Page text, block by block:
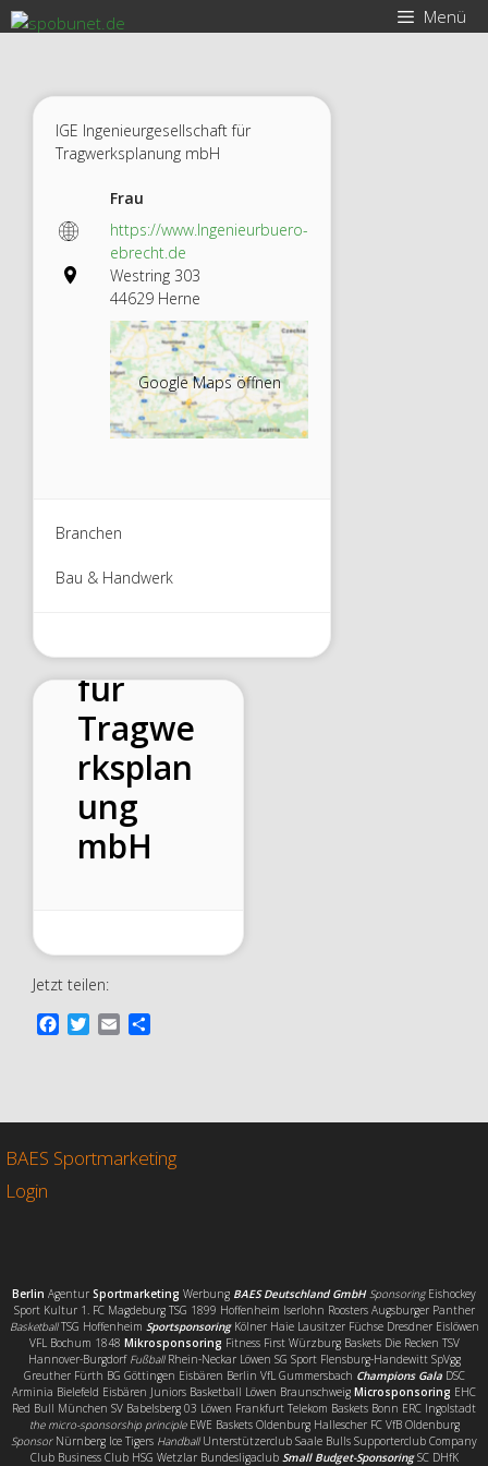
Zum
Inhalt
Menü
IGE Ingenieurgesellschaft für
Tragwerksplanung mbH
Frau
https://www.Ingenieurbuero-
ebrecht.de
Westring 303
44629 Herne
Google Maps öffnen
Branchen
Bau & Handwerk
IGE
Ingenie
lschaft
für
Tragwe
rksplan
ung
mbH
Jetzt teilen:
o
k
r
BAES Sportmarketing
Login
Berlin Agentur Sportmarketing Werbung BAES Deutschland GmbH SponsoringEishockey
Sport Kultur 1. FC Magdeburg TSG 1899 Hoffenheim Iserlohn Roosters Augsburger Panther
BasketballTSG Hoffenheim SportsponsoringKölner Haie Lausitzer Füchse Dresdner Eislöwen
VFL Bochum 1848 Mikrosponsoring Fitness First Würzburg Baskets Die Recken TSV
Hannover-Burgdorf FußballRhein-Neckar Löwen SG Sport Flensburg-Handewitt SpVgg
Greuther Fürth BG Göttingen Eisbären Berlin VfL Gummersbach Champions GalaDSC
Arminia Bielefeld Eisbären Juniors Basketball Löwen Braunschweig Microsponsoring EHC
Red Bull München SV Babelsberg 03 Löwen Frankfurt Telekom Baskets Bonn ERC Ingolstadt
the micro-sponsorship principleEWE Baskets Oldenburg Hallescher FC VfB Oldenburg
SponsorNürnberg Ice Tigers HandballUnterstützerclub Saale Bulls Supporterclub Company
Club Business Club HSG Wetzlar Bundesligaclub Small Budget-SponsoringSC DHfK